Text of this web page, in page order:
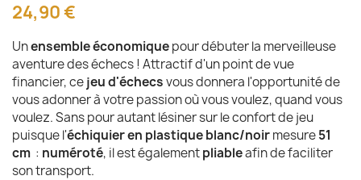
24,90 €
Unensemble économiquepour débuter la merveilleuse
aventure des échecs ! Attractif d'un point de vue
financier, cejeu d'échecsvous donnera l'opportunité de
vous adonner à votre passion où vous voulez, quand vous
voulez. Sans pour autant lésiner sur le confort de jeu
puisque l'échiquier en plastique blanc/noirmesure51
cm : numéroté, il est égalementpliableafin de faciliter
son transport.